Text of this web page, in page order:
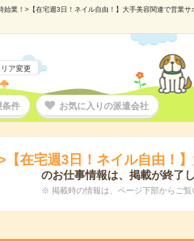
始業！>【在宅週3日！ネイル自由！】大手美容関連で営業
ア変更
件 お気に入りの派遣会社
【在宅週3日！ネイル自由！
のお仕事情報は、掲載が終了し
※ 掲載時の情報は、ページ下部からご覧